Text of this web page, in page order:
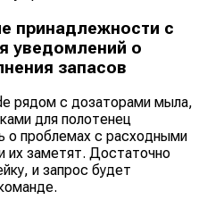
принадлежности с
уведомлений о
запасов
рядом с дозаторами мыла,
для полотенец
о проблемах с расходными
их заметят. Достаточно
и запрос будет